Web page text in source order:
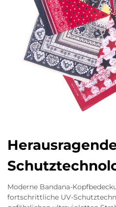
Moderne Bandana-
fortschrittliche UV-